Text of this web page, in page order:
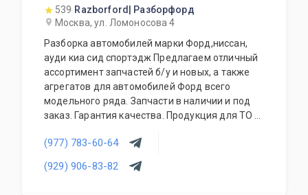
539 Razborford| Разборфорд
Москва, ул. Ломоносова 4
Разборка автомобилей марки Форд,ниссан,
ауди киа сид спортэдж Предлагаем отличный
ассортимент запчастей б/у и новых, а также
агрегатов для автомобилей Форд всего
модельного ряда. Запчасти в наличии и под
заказ. Гарантия качества. Продукция для ТО и
автомобилей. Доступные цены. Работа с
региональными клиентами. Приезжайте к нам
- квалифицированные специалисты помогут с
(977) 783-60-64
(929) 906-83-82